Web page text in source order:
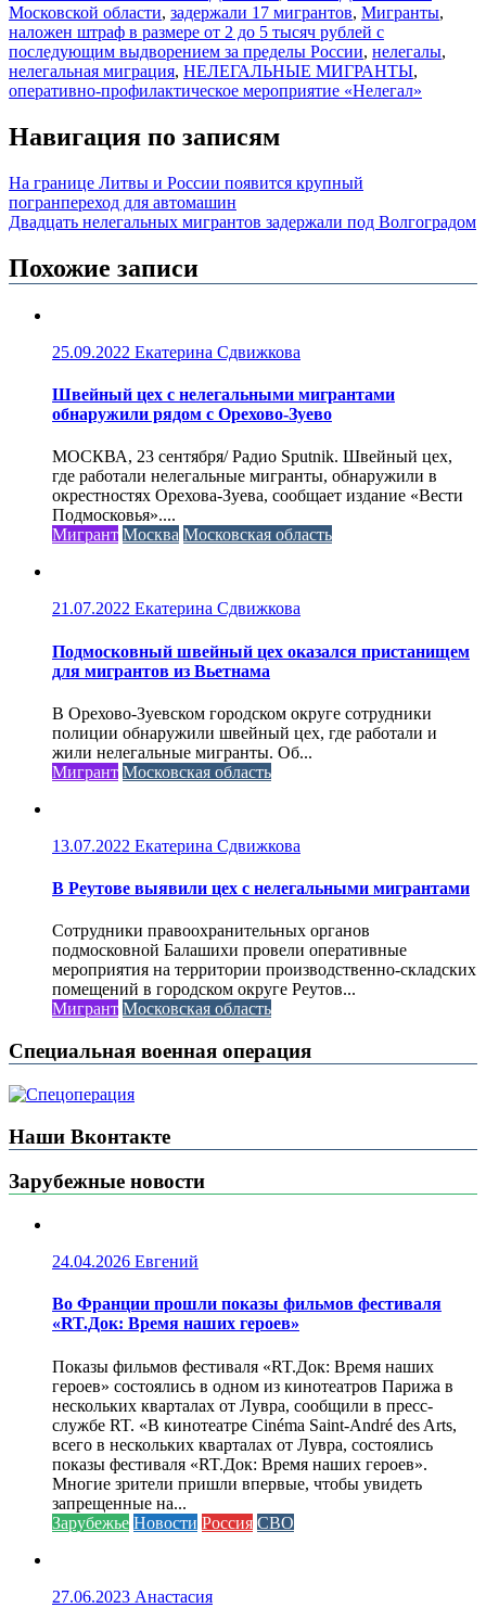
Московской области, задержали 17 мигрантов, Мигранты,
наложен штраф в размере от 2 до 5 тысяч рублей с
последующим выдворением за пределы России, нелегалы,
нелегальная миграция, НЕЛЕГАЛЬНЫЕ МИГРАНТЫ,
оперативно-профилактическое мероприятие «Нелегал»
Навигация по записям
На границе Литвы и России появится крупный
погранпереход для автомашин
Двадцать нелегальных мигрантов задержали под Волгоградом
Похожие записи
25.09.2022 Екатерина Сдвижкова
Швейный цех с нелегальными мигрантами
обнаружили рядом с Орехово-Зуево
МОСКВА, 23 сентября/ Радио Sputnik. Швейный цех,
где работали нелегальные мигранты, обнаружили в
окрестностях Орехова-Зуева, сообщает издание «Вести
Подмосковья»....
Мигрант Москва Московская область
21.07.2022 Екатерина Сдвижкова
Подмосковный швейный цех оказался пристанищем
для мигрантов из Вьетнама
В Орехово-Зуевском городском округе сотрудники
полиции обнаружили швейный цех, где работали и
жили нелегальные мигранты. Об...
Мигрант Московская область
13.07.2022 Екатерина Сдвижкова
В Реутове выявили цех с нелегальными мигрантами
Сотрудники правоохранительных органов
подмосковной Балашихи провели оперативные
мероприятия на территории производственно-складских
помещений в городском округе Реутов...
Мигрант Московская область
Специальная военная операция
Наши Вконтакте
Зарубежные новости
24.04.2026 Евгений
Во Франции прошли показы фильмов фестиваля
«RT.Док: Время наших героев»
Показы фильмов фестиваля «RT.Док: Время наших
героев» состоялись в одном из кинотеатров Парижа в
нескольких кварталах от Лувра, сообщили в пресс-
службе RT. «В кинотеатре Cinéma Saint-André des Arts,
всего в нескольких кварталах от Лувра, состоялись
показы фестиваля «RT.Док: Время наших героев».
Многие зрители пришли впервые, чтобы увидеть
запрещенные на...
Зарубежье Новости Россия СВО
27.06.2023 Анастасия